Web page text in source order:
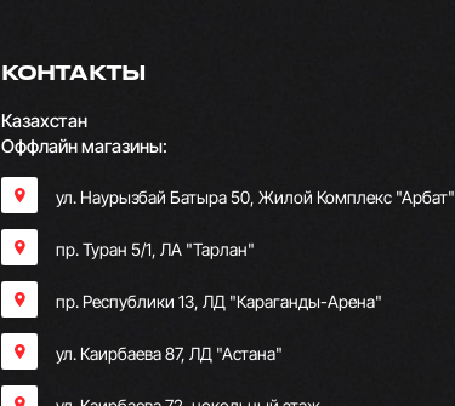
КОНТАКТЫ
Казахстан
Оффлайн магазины:
ул. Наурызбай Батыра 50, Жилой Комплекс "Арбат"
пр. Туран 5/1, ЛА "Тарлан"
пр. Республики 13, ​ЛД "Караганды-Арена"
ул. Каирбаева 87, ЛД "Астана"